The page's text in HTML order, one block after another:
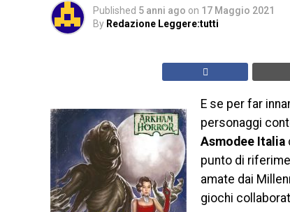
Published 5 anni ago on 17 Maggio 2021
By Redazione Leggere:tutti
E se per far
personaggi
Asmodee Italia
punto di
amate dai
giochi